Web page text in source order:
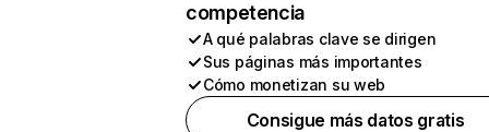
competencia
A qué palabras clave se dirigen
Sus páginas más importantes
Cómo monetizan su web
Consigue más datos gratis